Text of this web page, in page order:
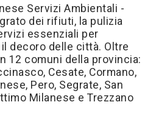
Servizi Ambientali -
dei rifiuti, la pulizia
essenziali per
il decoro delle città. Oltre
12 comuni della provincia:
Cesate, Cormano,
Pero, Segrate, San
Milanese e Trezzano